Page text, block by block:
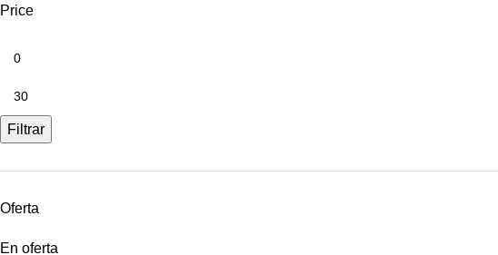
Price
Filtrar
Oferta
En oferta